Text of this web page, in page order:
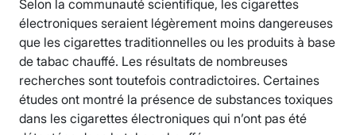
Selon la communauté scientifique, les cigarettes
électroniques seraient légèrement moins dangereuses
que les cigarettes traditionnelles ou les produits à base
de tabac chauffé. Les résultats de nombreuses
recherches sont toutefois contradictoires. Certaines
études ont montré la présence de substances toxiques
dans les cigarettes électroniques qui n’ont pas été